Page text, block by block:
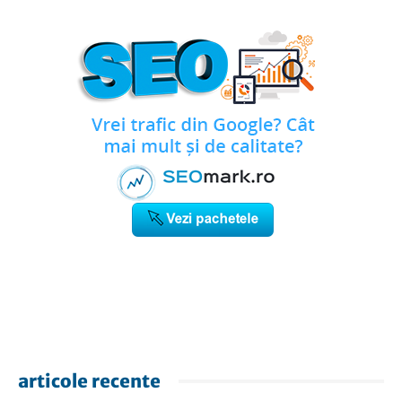
articole recente